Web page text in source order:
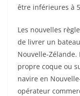
être inférieures à
Les nouvelles
de livrer un
Nouvelle-
propre coque ou
navire en
opérateur